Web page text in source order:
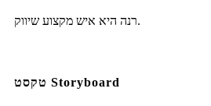
רנה היא איש מקצוע שיווק.
טקסט Storyboard